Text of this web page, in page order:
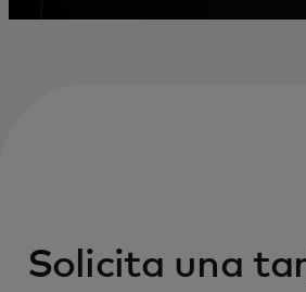
Solicita una